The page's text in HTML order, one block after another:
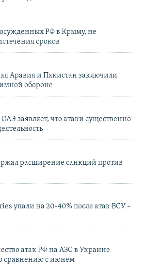
РФ в Крыму, не
сроков
Аравия и Пакистан заключили
обороне
заявляет, что атаки существенно
расширение санкций против
упали на 20-40% после атак ВСУ –
атак РФ на АЗС в Украине
сравнению с июнем